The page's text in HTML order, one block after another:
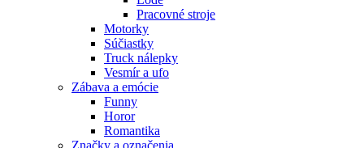
Pracovné stroje
Motorky
Súčiastky
Truck nálepky
Vesmír a ufo
Zábava a emócie
Funny
Horor
Romantika
Značky a označenia